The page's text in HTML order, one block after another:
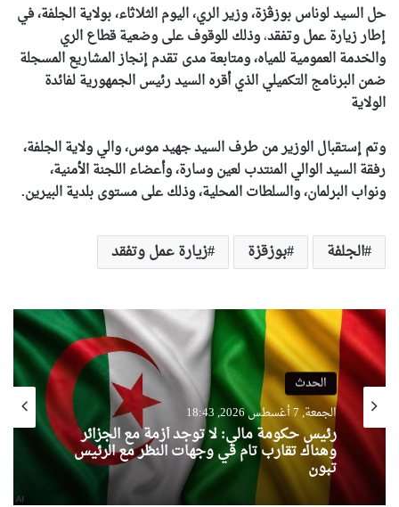
حل السيد لوناس بوزڨزة، وزير الري، اليوم الثلاثاء، بولاية الجلفة، في
إطار زيارة عمل وتفقد،وذلك للوقوف على وضعية قطاع الري
والخدمة العمومية للمياه، ومتابعة مدى تقدم إنجاز المشاريع المسجلة
ضمن البرنامج التكميلي الذي أقره السيد رئيس الجمهورية لفائدة
الولاية
وتم إستقبال الوزير من طرف السيد جهيد موس، والي ولاية الجلفة،
رفقة السيد الوالي المنتدب لعين وسارة، وأعضاء اللجنة الأمنية،
ونواب البرلمان، والسلطات المحلية، وذلك على مستوى بلدية البيرين.
الجلفة بوزقزة زيارة عمل وتفقد
الحدث
الجمعة, 7 أغسطس 2026, 18:43
رئيس حكومة مالي: لا توجد أزمة مع الجزائر
وهناك تقارب تام في وجهات النظر مع الرئيس
تبون
الحدث
الجمعة, 7 أغسطس 2026, 16:49